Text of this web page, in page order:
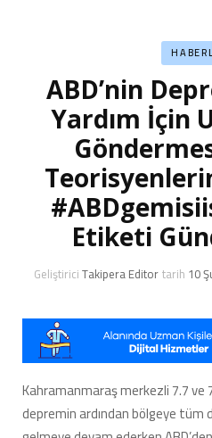
ABD’nin
Yardım İçin
Etiketi
GeliştiriciTakipera Editortarih 10
Kahramanmaraş merkezli 7.7 ve
depremin ardından bölgeye tüm